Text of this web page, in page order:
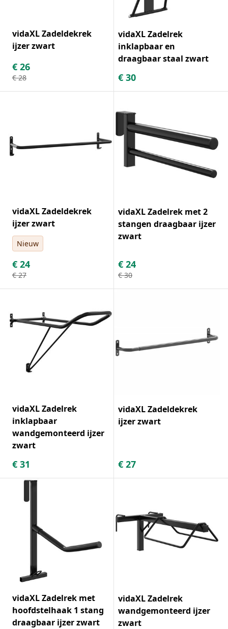
vidaXL Zadeldekrek
ijzer zwart
€ 26
€ 28
vidaXL Zadelrek
inklapbaar en
draagbaar staal zwart
€ 30
vidaXL Zadeldekrek
ijzer zwart
Nieuw
€ 24
€ 27
vidaXL Zadelrek met 2
stangen draagbaar ijzer
zwart
€ 24
€ 30
vidaXL Zadelrek
inklapbaar
wandgemonteerd ijzer
zwart
€ 31
vidaXL Zadeldekrek
ijzer zwart
€ 27
vidaXL Zadelrek met
hoofdstelhaak 1 stang
draagbaar ijzer zwart
vidaXL Zadelrek
wandgemonteerd ijzer
zwart